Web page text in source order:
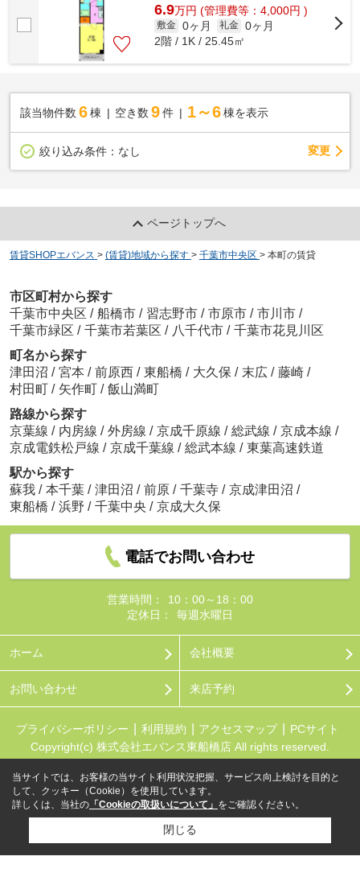
6.9万円 (管理費等：4,000円 )
敷金 0ヶ月 礼金 0ヶ月
2階 / 1K / 25.45㎡
該当物件数 6棟 空き数 9 件 1～6 棟を表示
絞り込み条件： なし 変更
ページトップへ
賃貸SHOPエバンス > (賃貸)地域から探す > 千葉市中央区 > 本町の賃貸
市区町村から探す
千葉市中央区 / 船橋市 / 習志野市 / 市原市 / 市川市 /
千葉市緑区 / 千葉市若葉区 / 八千代市 / 千葉市花見川区
町名から探す
津田沼 / 宮本 / 前原西 / 東船橋 / 大久保 / 末広 / 藤崎 /
村田町 / 矢作町 / 飯山満町
路線から探す
京葉線 / 内房線 / 外房線 / 京成千原線 / 総武線 / 京成本線 /
京成電鉄松戸線 / 京成千葉線 / 総武本線 / 東葉高速鉄道
駅から探す
蘇我 / 本千葉 / 津田沼 / 前原 / 千葉寺 / 京成津田沼 /
東船橋 / 浜野 / 千葉中央 / 京成大久保
電話でお問い合わせ
営業時間：
10：00～18：00
定休日：
毎週水曜日
ホーム 会社概要
お問い合わせ 来店予約
プライバシーポリシー 利用規約 アクセスマップ
PCサイト
Copyright(c) 株式会社エバンス東船橋店 All rights reserved.
当サイトでは、お客様の当サイト利用状況把握、サービス向上検討を目的と
して、クッキー（Cookie）を使用しています。
詳しくは、当社の 「Cookieの取扱いについて」 をご確認ください。
閉じる